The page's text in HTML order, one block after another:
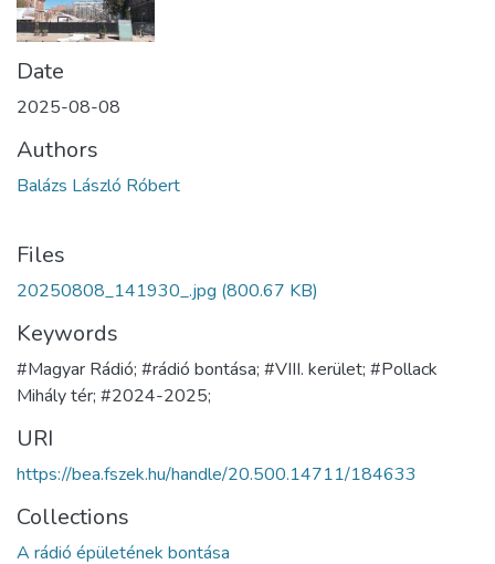
Date
2025-08-08
Authors
Balázs László Róbert
Files
20250808_141930_.jpg (800.67 KB)
Keywords
#Magyar Rádió; #rádió bontása; #VIII. kerület; #Pollack
Mihály tér; #2024-2025;
URI
https://bea.fszek.hu/handle/20.500.14711/184633
Collections
A rádió épületének bontása